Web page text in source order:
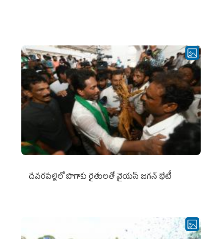
దేవరపల్లిలో పొగాకు రైతులతో వైయస్ జగన్ భేటీ